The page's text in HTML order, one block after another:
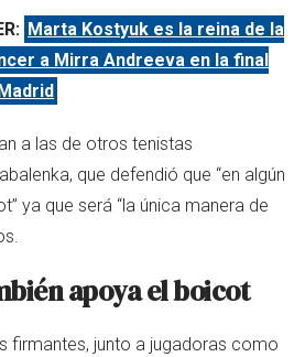
Marta Kostyuk es la reina de la
a Mirra Andreeva en la final
a las de otros tenistas
que defendió que “en algún
ya que será “la única manera de
apoya el boicot
firmantes, junto a jugadoras como